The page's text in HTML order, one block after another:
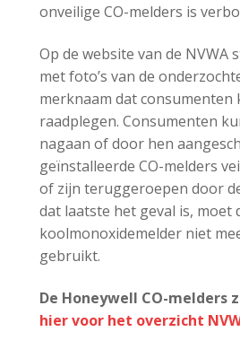
onveilige CO-melders is
Op de website van de NVWA
met foto’s van de
merknaam dat consumenten
raadplegen. Consumenten
nagaan of door hen
geïnstalleerde CO-melders
of zijn teruggeroepen door
dat laatste het geval is, moet
koolmonoxidemelder niet
gebruikt.
De Honeywell CO-melders
hier voor het overzicht